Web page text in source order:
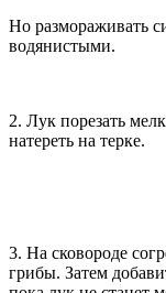
Но размораживать
водянистыми.
2. Лук порезать
натереть на терке.
3. На сковороде
грибы. Затем